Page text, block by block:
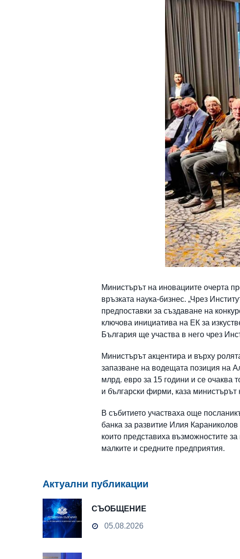
Министърът на иновациите очерта
връзката наука-бизнес. „Чрез
предпоставки за създаване на
ключова инициатива на ЕК за
България ще участва в него чрез
Министърът акцентира и върху
запазване на водещата позиция на
млрд. евро за 15 години и се очаква
и български фирми, каза
В събитието участваха още
банка за развитие Илия
които представиха възможностите
малките и средните предприятия.
Актуални публикации
СЪОБЩЕНИЕ
05.08.2026